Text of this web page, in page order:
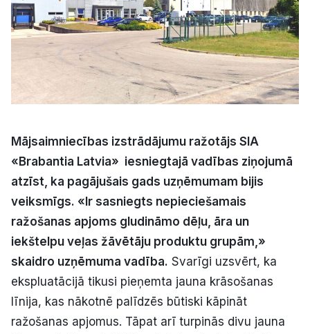
Bizness
Video
Vieta
Sludinājumi
Pasākumi
Reklāma
Politiskā reklāma
Par mums
Mājsaimniecības izstrādājumu ražotājs SIA
«Brabantia Latvia» iesniegtajā vadības ziņojumā
atzīst, ka pagājušais gads uzņēmumam bijis
veiksmīgs. «Ir sasniegts nepieciešamais
ražošanas apjoms gludināmo dēļu, āra un
iekštelpu veļas žāvētāju produktu grupām,»
skaidro uzņēmuma vadība. Svarīgi uzsvērt, ka
ekspluatācijā tikusi pieņemta jauna krāsošanas
līnija, kas nākotnē palīdzēs būtiski kāpināt
ražošanas apjomus. Tāpat arī turpinās divu jauna